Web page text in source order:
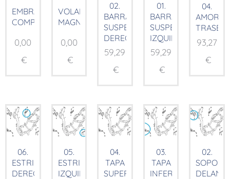
EMBRAGUE
COMP.
0,00
€
VOLANTE
MAGNÉTICO
0,00
€
02.
BARRA
SUSPENSIÓN
DERECHA
59,29
€
01.
BARRA
SUSPENSIÓN
IZQUIERDA
59,29
€
04.
93,27
€
06.
ESTRIBERA
DERECHA
05.
ESTRIBERA
IZQUIERDA
04.
TAPA
SUPERIOR
03.
TAPA
INFERIOR
02.